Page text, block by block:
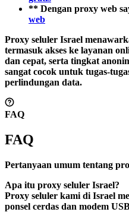
** Dengan proxy web
web
Proxy seluler Israel
termasuk akses ke layanan
dan cepat, serta tingkat
sangat cocok untuk tugas-
perlindungan data.
FAQ
FAQ
Pertanyaan umum tentang
Apa itu proxy seluler Israel?
Proxy seluler kami di Israel
ponsel cerdas dan modem